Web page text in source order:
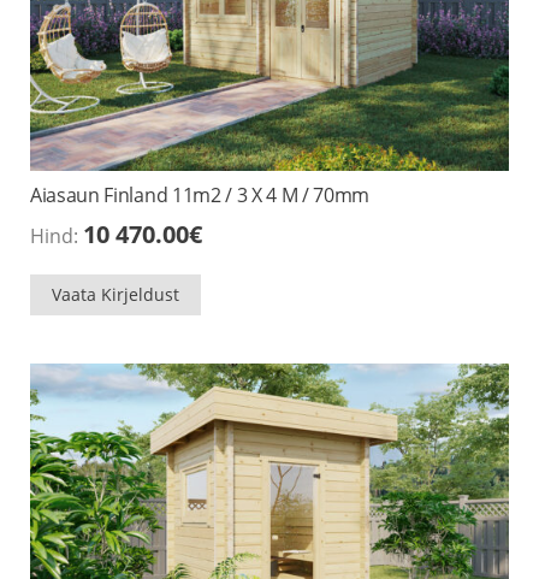
Aiasaun Finland 11m2 / 3 X 4 M / 70mm
Hind: 10 470.00€
Vaata Kirjeldust